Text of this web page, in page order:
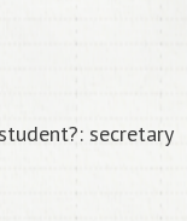
secretary